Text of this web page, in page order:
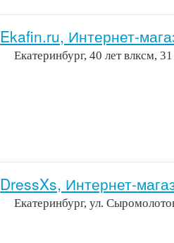
Ekafin.ru, Интернет-
Екатеринбург, 40 лет влксм, 31
DressXs, Интернет-
Екатеринбург, ул.